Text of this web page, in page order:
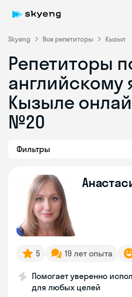
Skyeng Все репетиторы Кызыл
Репетиторы
английскому
Кызыле
№20
Фильтры
5 19 лет опыта
Помогает уверенно
для любых целей